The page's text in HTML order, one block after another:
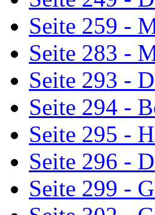
Seite 259 -
Seite 283 -
Seite 293 -
Seite 294 -
Seite 295 -
Seite 296 -
Seite 299 -